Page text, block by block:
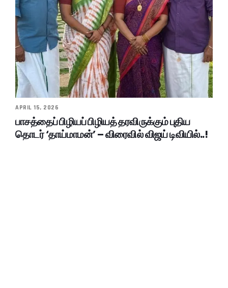
APRIL 15, 2026
பாசத்தைப் பிழியப் பிழியத் தரவிருக்கும் புதிய
தொடர் ‘தாய்மாமன்’ – விரைவில் விஜய் டிவியில்..!